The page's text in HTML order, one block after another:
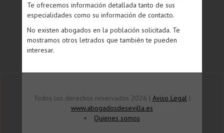
Te ofrecemos información detallada tanto de sus
especialidades como su información de contacto.
No existen abogados en la población solicitada. Te
mostramos otros letrados que también te pueden
interesar.
Todos los derechos reservados 2026 | Aviso Legal |
www.abogadosdesevilla.es
Quienes somos